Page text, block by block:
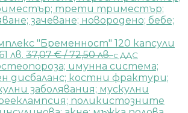
"Бременност" 120 капсули
лв. 37,07€/ 72,50 лв.с ДДС